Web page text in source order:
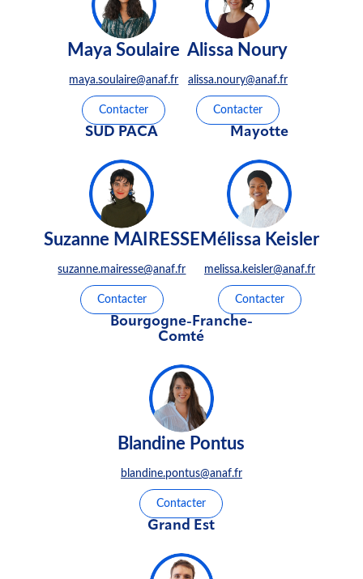
Maya Soulaire
maya.soulaire@anaf.fr
Contacter
Alissa Noury
alissa.noury@anaf.fr
Contacter
SUD PACA
Suzanne MAIRESSE
suzanne.mairesse@anaf.fr
Contacter
Mayotte
Mélissa Keisler
melissa.keisler@anaf.fr
Contacter
Bourgogne-Franche-
Comté
Blandine Pontus
blandine.pontus@anaf.fr
Contacter
Grand Est